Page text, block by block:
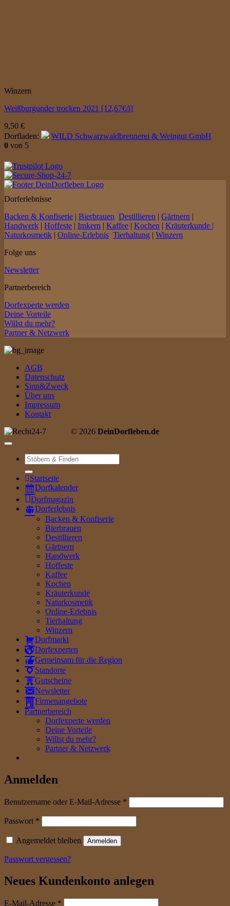
Winzern
Weißburgunder trocken 2021 [12,67€/l]
9,50 €
Dorfladen:
WILD Schwarzwaldbrennerei & Weingut GmbH
0 von 5
Dorferlebnisse
Backen & Konfiserie | Bierbrauen Destillieren | Gärtnern |
Handwerk | Hoffeste | Imkern | Kaffee | Kochen | Kräuterkunde |
Naturkosmetik | Online-Erlebnis Tierhaltung | Winzern
Folge uns
Newsletter
Partnerbereich
Dorfexperte werden
Deine Vorteile
Willst du mehr?
Partner & Netzwerk
AGB
Datenschutz
Sinn&Zweck
Über uns
Impressum
Kontakt
© 2026 DeinDorfleben.de
Suche
nach:
Startseite
Dorfkalender
Dorfmagazin
Dorferlebnis
Backen & Konfiserie
Bierbrauen
Destillieren
Gärtnern
Handwerk
Hoffeste
Kaffee
Kochen
Kräuterkunde
Naturkosmetik
Online-Erlebnis
Tierhaltung
Winzern
Dorfmarkt
Dorfexperten
Gemeinsam für die Region
Standorte
Gutscheine
Newsletter
Firmenangebote
Partnerbereich
Dorfexperte werden
Deine Vorteile
Willst du mehr?
Partner & Netzwerk
Anmelden
Benutzername oder E-Mail-Adresse *
Passwort *
Angemeldet bleiben Anmelden
Passwort vergessen?
Neues Kundenkonto anlegen
E-Mail-Adresse *